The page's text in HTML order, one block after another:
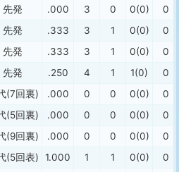
先発 .000 3 0 0(0)
0
先発 .333 3 1 0(0)
0
先発 .333 3 1 0(0)
0
先発 .250 4 1 1(0)
0
(7回裏) .000 0 0 0(0)
0
(5回裏) .000 0 0 0(0)
0
(9回裏) .000 0 0 0(0)
0
(5回表) 1.000 1 1 0(0) 0